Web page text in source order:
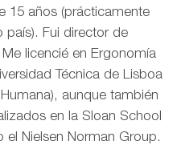
15 años (prácticamente
país). Fui director de
licencié en Ergonomía
Técnica de Lisboa
aunque también
en la Sloan School
el Nielsen Norman Group.